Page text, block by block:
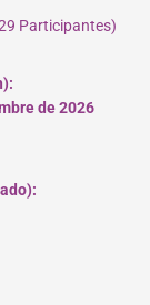
Participantes)
de 2026